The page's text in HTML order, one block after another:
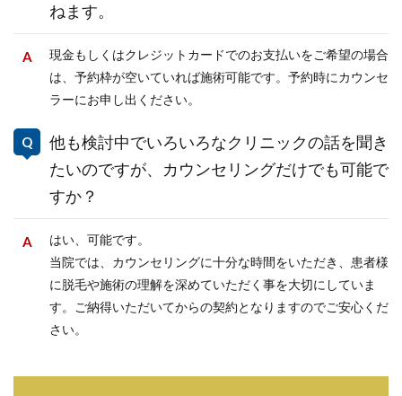
ねます。
現金もしくはクレジットカードでのお支払いをご希望の場合
は、予約枠が空いていれば施術可能です。予約時にカウンセ
ラーにお申し出ください。
他も検討中でいろいろなクリニックの話を聞き
たいのですが、カウンセリングだけでも可能で
すか？
はい、可能です。
当院では、カウンセリングに十分な時間をいただき、患者様
に脱毛や施術の理解を深めていただく事を大切にしていま
す。ご納得いただいてからの契約となりますのでご安心くだ
さい。